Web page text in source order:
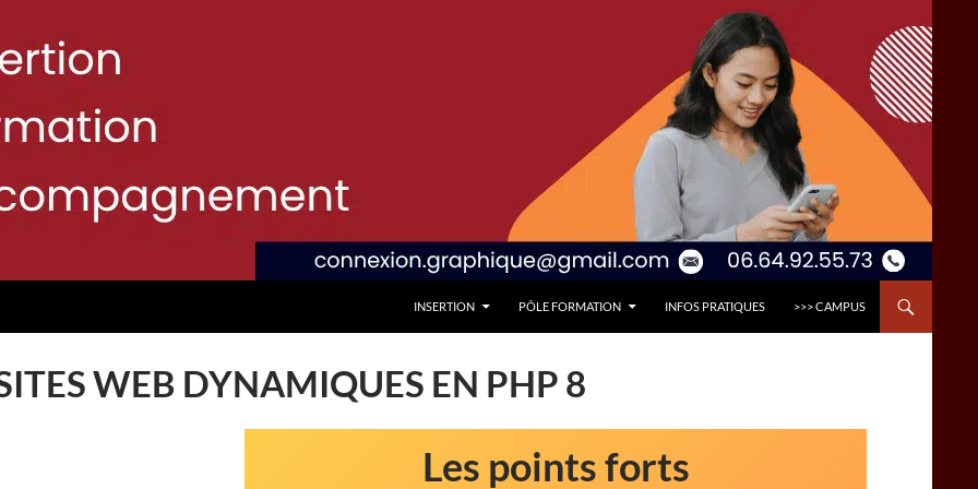
INSERTION PÔLE FORMATION INFOS PRATIQUES >>> CAMPUS
WEB DYNAMIQUES EN PHP 8
Les points forts